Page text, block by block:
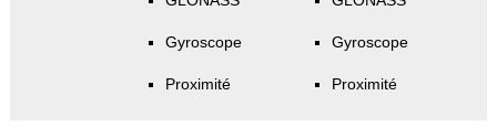
Gyroscope
Proximité
Gyroscope
Proximité